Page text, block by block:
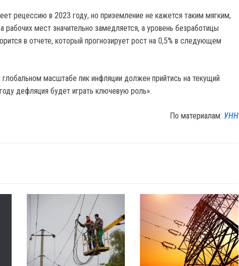
рецессию в 2023 году, но приземление не кажется таким мягким,
рабочих мест значительно замедляется, а уровень безработицы
в отчете, который прогнозирует рост на 0,5% в следующем
масштабе пик инфляции должен прийтись на текущий
дефляция будет играть ключевую роль».
По материалам: УНН